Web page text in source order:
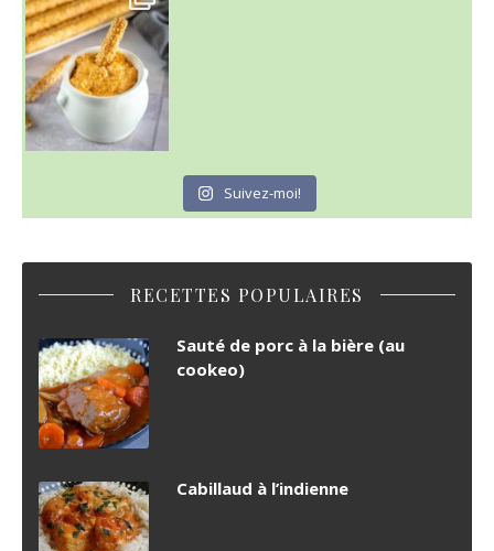
Suivez-moi!
RECETTES POPULAIRES
Sauté de porc à la bière (au
cookeo)
Cabillaud à l’indienne